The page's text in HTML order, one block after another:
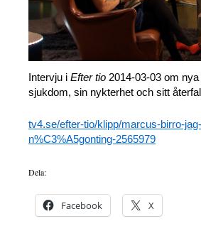
Intervju i Efter tio 2014-03-03 om
sjukdom, sin nykterhet och sitt
tv4.se/efter-tio/klipp/marcus-birro-
n%C3%A5gonting-2565979
Dela:
Facebook X